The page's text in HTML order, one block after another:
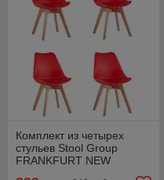
Комплект из четырех
стульев Stool Group
FRANKFURT NEW